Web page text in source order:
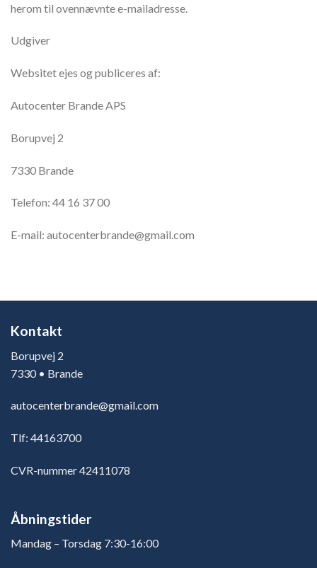
herom til ovennævnte e-mailadresse.
Udgiver
Websitet ejes og publiceres af:
Autocenter Brande APS
Borupvej 2
7330 Brande
Telefon: 44 16 37 00
E-mail: autocenterbrande@gmail.com
Kontakt
Borupvej 2
7330 • Brande
autocenterbrande@gmail.com
Tlf: 44163700
CVR-nummer 42411078
Åbningstider
Mandag – Torsdag 7:30-16:00